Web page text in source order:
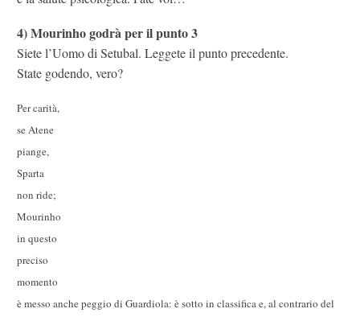
4)Mourinho godrà per il punto 3
Siete l’Uomo di Setubal. Leggete il punto precedente.
State godendo, vero?
Per carità,
se Atene
piange,
Sparta
non ride;
Mourinho
in questo
preciso
momento
è messo anche peggio di Guardiola: è sotto in classifica e, al contrario del